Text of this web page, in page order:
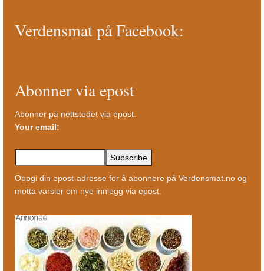
Verdensmat på Facebook:
Abonner via epost
Abonner på nettstedet via epost.
Your email:
Oppgi din epost-adresse for å abonnere på Verdensmat.no og
motta varsler om nye innlegg via epost.